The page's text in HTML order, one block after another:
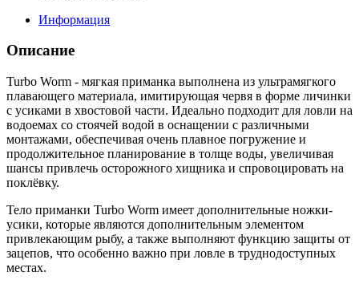
Информация
Описание
Turbo Worm - мягкая приманка выполнена из ультрамягкого
плавающего материала, имитирующая червя в форме личинки
с усиками в хвостовой части. Идеально подходит для ловли на
водоемах со стоячей водой в оснащении с различными
монтажами, обеспечивая очень плавное погружение и
продолжительное планирование в толще воды, увеличивая
шансы привлечь осторожного хищника и спровоцировать на
поклёвку.
Тело приманки Turbo Worm имеет дополнительные ножки-
усики, которые являются дополнительным элементом
привлекающим рыбу, а также выполняют функцию защиты от
зацепов, что особенно важно при ловле в труднодоступных
местах.